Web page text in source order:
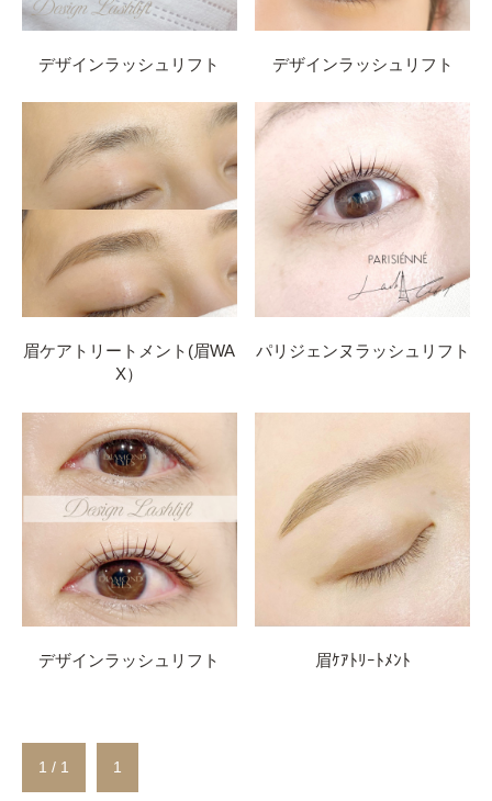
デザインラッシュリフト デザインラッシュリフト
眉ケアトリートメント(眉WA
X）
パリジェンヌラッシュリフト
デザインラッシュリフト 眉ｹｱﾄﾘｰﾄﾒﾝﾄ
1 / 1 1